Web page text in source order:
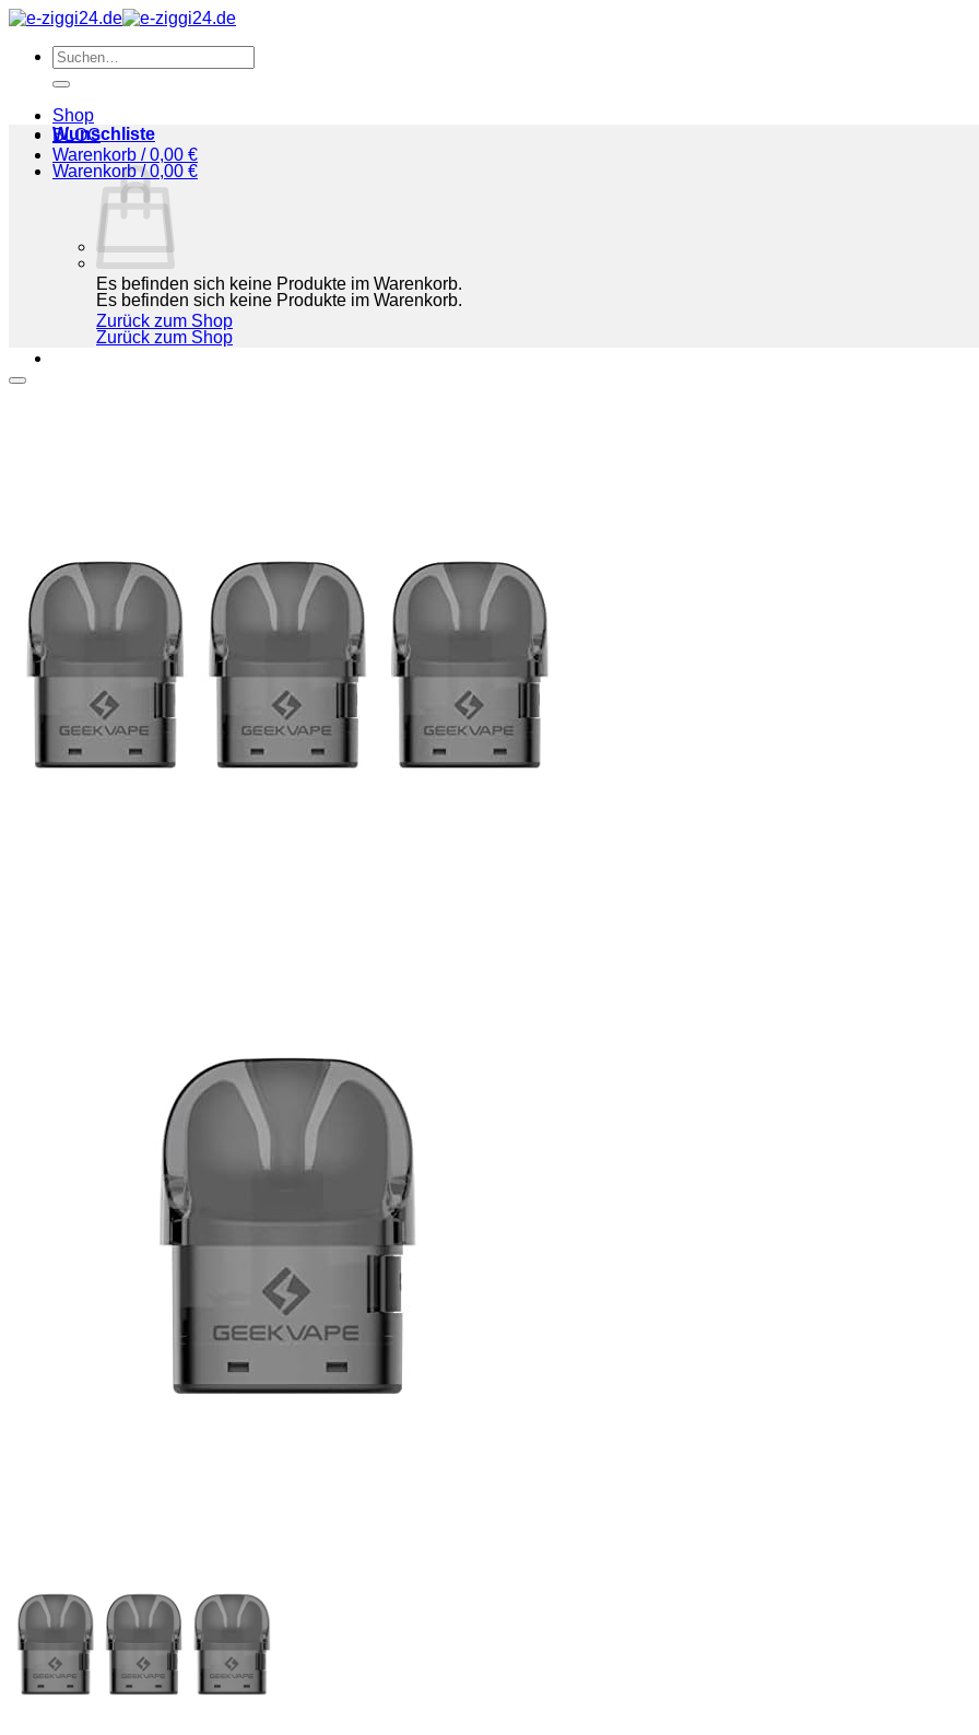
Zum
springenSuchen
nach:
Shop
BLOG
Warenkorb /0,00 €
Es befinden sich keine Produkte im Warenkorb.
Zurück zum Shop
Wunschliste
Warenkorb /0,00 €
Es befinden sich keine Produkte im Warenkorb.
Zurück zum Shop